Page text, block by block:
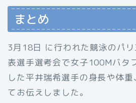
まとめ
3月18日 に行われた競泳のパ
表選手選考会で女子100Mバタ
した平井瑞希選手の身長や体
てお伝えしました。